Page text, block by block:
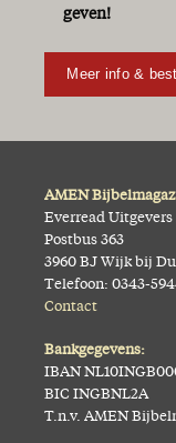
geven!
Meer info &
AMEN
Everread
Postbus 363
3960 BJ Wijk bij
Telefoon: 0343-
Contact
Bankgegevens:
IBAN
BIC INGBNL2A
T.n.v. AMEN